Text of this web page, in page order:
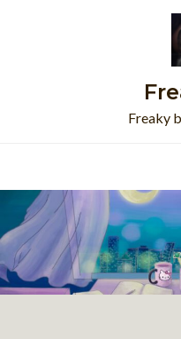
Freaky